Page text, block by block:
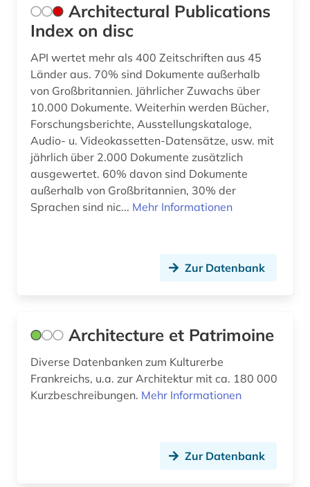
europäische technische bewertung (eta) (1)
explosionen (1)
fachportal (2)
fachzeitschrift (1)
facility management (1)
feinwerktechnik (1)
fernerkundung (1)
fernsehen (1)
Architectural Publications
Index on disc
API wertet mehr als 400 Zeitschriften aus 45
Länder aus. 70% sind Dokumente außerhalb
von Großbritannien. Jährlicher Zuwachs über
10.000 Dokumente. Weiterhin werden Bücher,
Forschungsberichte, Ausstellungskataloge,
Audio- u. Videokassetten-Datensätze, usw. mit
jährlich über 2.000 Dokumente zusätzlich
ausgewertet. 60% davon sind Dokumente
außerhalb von Großbritannien, 30% der
Sprachen sind nic... Mehr Informationen
Zur Datenbank
Architecture et Patrimoine
Diverse Datenbanken zum Kulturerbe
Frankreichs, u.a. zur Architektur mit ca. 180 000
Kurzbeschreibungen. Mehr Informationen
Zur Datenbank